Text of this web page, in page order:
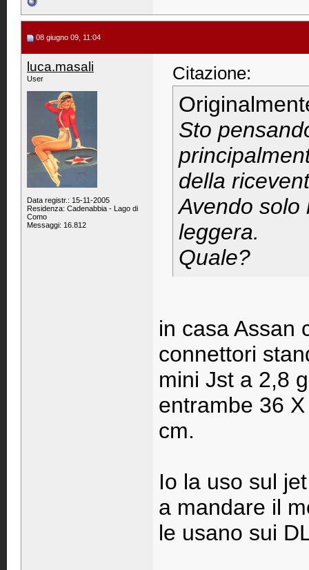
08 giugno 09, 11:04
luca.masali
User
Data registr.: 15-11-2005
Residenza: Cadenabbia - Lago di
Como
Messaggi: 16.812
Citazione:
Sto
della
Avendo solo
leggera.
Quale?
in casa Assan
connettori
mini Jst a 2,8
entrambe 36
cm.
Io la uso sul
a mandare il
le usano sui